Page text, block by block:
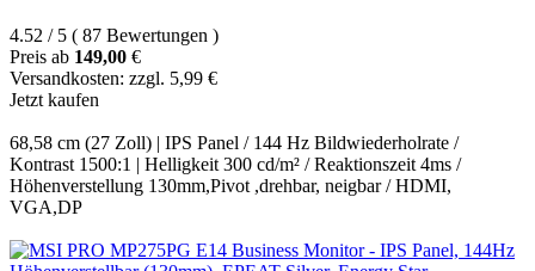
4.52 / 5 ( 87 Bewertungen )
Preis ab 149,00 €
Versandkosten: zzgl. 5,99 €
Jetzt kaufen
68,58 cm (27 Zoll) | IPS Panel / 144 Hz Bildwiederholrate /
Kontrast 1500:1 | Helligkeit 300 cd/m² / Reaktionszeit 4ms /
Höhenverstellung 130mm,Pivot ,drehbar, neigbar / HDMI,
VGA,DP